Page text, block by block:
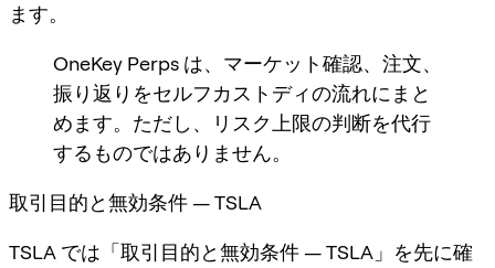
ます。
OneKey Perps は、マーケット確認、注文、
振り返りをセルフカストディの流れにまと
めます。ただし、リスク上限の判断を代行
するものではありません。
取引目的と無効条件 — TSLA
TSLA では「取引目的と無効条件 — TSLA」を先に確